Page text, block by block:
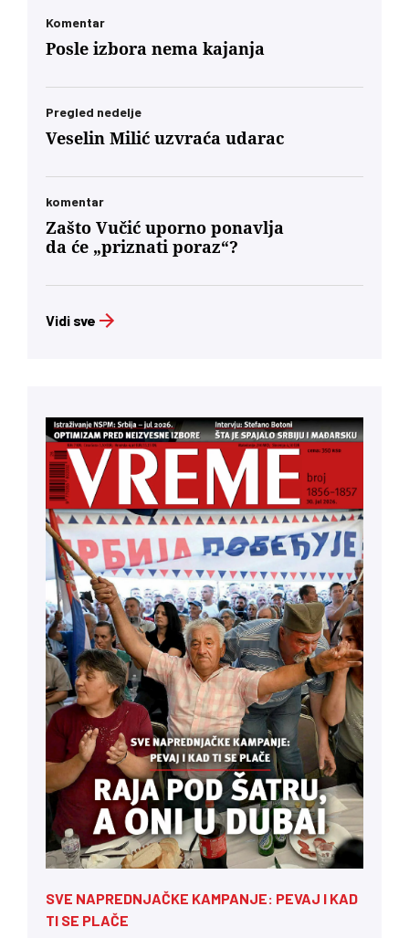
Komentar
Posle izbora nema kajanja
Pregled nedelje
Veselin Milić uzvraća udarac
komentar
Zašto Vučić uporno ponavlja
da će „priznati poraz“?
Vidi sve
SVE NAPREDNJAČKE KAMPANJE: PEVAJ I KAD
TI SE PLAČE